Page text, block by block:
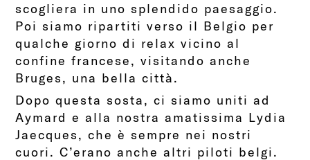
scogliera in uno splendido paesaggio.
Poi siamo ripartiti verso il Belgio per
qualche giorno di relax vicino al
confine francese, visitando anche
Bruges, una bella città.
Dopo questa sosta, ci siamo uniti ad
Aymard e alla nostra amatissima Lydia
Jaecques, che è sempre nei nostri
cuori. C’erano anche altri piloti belgi.